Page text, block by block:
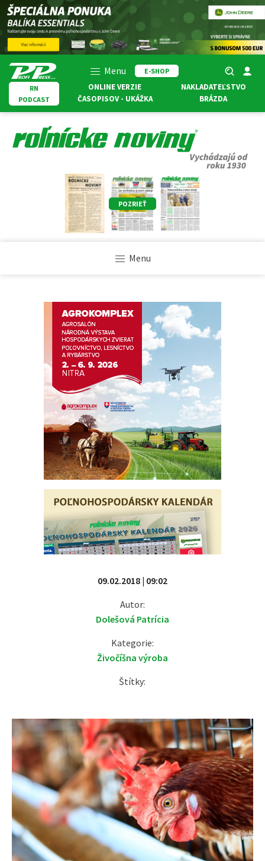
Menu
E-SHOP
RN
PODCAST
ONLINE VERZIE
ČASOPISOV - UKÁŽKA
NAKLADATEĽSTVO
BRÁZDA
POZRIEŤ
Menu
09.02.2018 | 09:02
Autor:
Dolešová Patrícia
Kategorie:
Živočíšna výroba
Štítky: